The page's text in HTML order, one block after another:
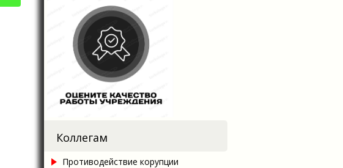
Коллегам
Противодействие корупции